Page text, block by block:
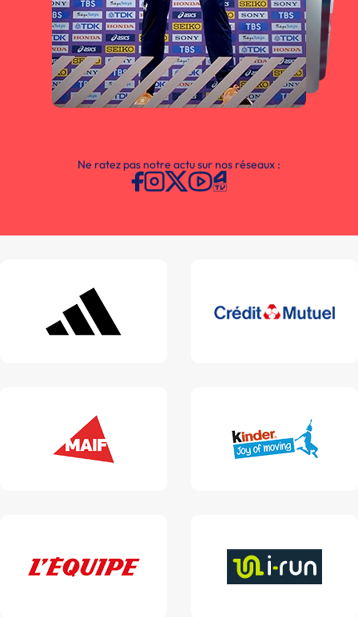
Ne ratez pas notre actu sur nos réseaux :